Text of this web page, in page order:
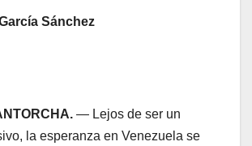
Sánchez
— Lejos de ser un
la esperanza en Venezuela se